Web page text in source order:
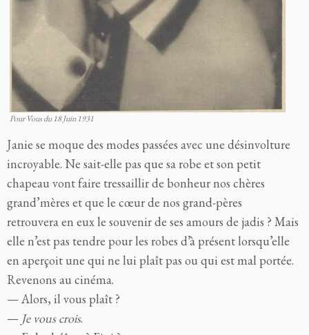
Pour Vous du 18 Juin 1931
Janie se moque des modes passées avec une désinvolture
incroyable. Ne sait-elle pas que sa robe et son petit
chapeau vont faire tressaillir de bonheur nos chères
grand’mères et que le cœur de nos grand-pères
retrouvera en eux le souvenir de ses amours de jadis ? Mais
elle n’est pas tendre pour les robes d’à présent lorsqu’elle
en aperçoit une qui ne lui plaît pas ou qui est mal portée.
Revenons au cinéma.
— Alors, il vous plaît ?
— Je vous crois.